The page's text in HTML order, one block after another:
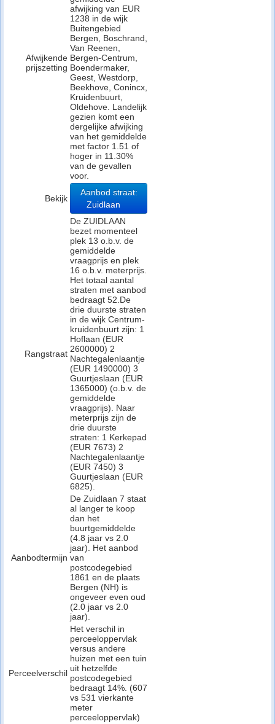
Afwijkende
prijszetting
afwijking van EUR
1238 in de wijk
Buitengebied
Bergen, Boschrand,
Van Reenen,
Bergen-Centrum,
Boendermaker,
Geest, Westdorp,
Beekhove, Conincx,
Kruidenbuurt,
Oldehove. Landelijk
gezien komt een
dergelijke afwijking
van het gemiddelde
met factor 1.51 of
hoger in 11.30%
van de gevallen
voor.
Bekijk
Aanbod straat:
Zuidlaan
Rangstraat
De ZUIDLAAN
bezet momenteel
plek 13 o.b.v. de
gemiddelde
vraagprijs en plek
16 o.b.v. meterprijs.
Het totaal aantal
straten met aanbod
bedraagt 52.De
drie duurste straten
in de wijk Centrum-
kruidenbuurt zijn: 1
Hoflaan (EUR
2600000) 2
Nachtegalenlaantje
(EUR 1490000) 3
Guurtjeslaan (EUR
1365000) (o.b.v. de
gemiddelde
vraagprijs). Naar
meterprijs zijn de
drie duurste
straten: 1 Kerkepad
(EUR 7673) 2
Nachtegalenlaantje
(EUR 7450) 3
Guurtjeslaan (EUR
6825).
Aanbodtermijn
De Zuidlaan 7 staat
al langer te koop
dan het
buurtgemiddelde
(4.8 jaar vs 2.0
jaar). Het aanbod
van
postcodegebied
1861 en de plaats
Bergen (NH) is
ongeveer even oud
(2.0 jaar vs 2.0
jaar).
Perceelverschil
Het verschil in
perceeloppervlak
versus andere
huizen met een tuin
uit hetzelfde
postcodegebied
bedraagt 14%. (607
vs 531 vierkante
meter
perceeloppervlak)